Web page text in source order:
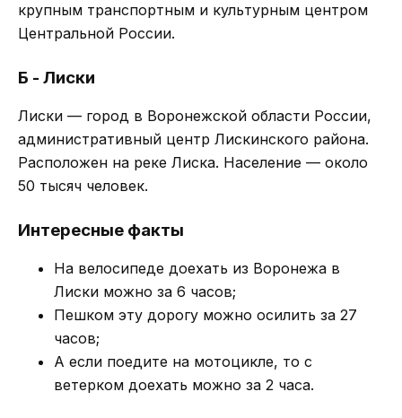
крупным транспортным и культурным центром
Центральной России.
Б - Лиски
Лиски — город в Воронежской области России,
административный центр Лискинского района.
Расположен на реке Лиска. Население — около
50 тысяч человек.
Интересные факты
На велосипеде доехать из Воронежа в
Лиски можно за 6 часов;
Пешком эту дорогу можно осилить за 27
часов;
А если поедите на мотоцикле, то с
ветерком доехать можно за 2 часа.